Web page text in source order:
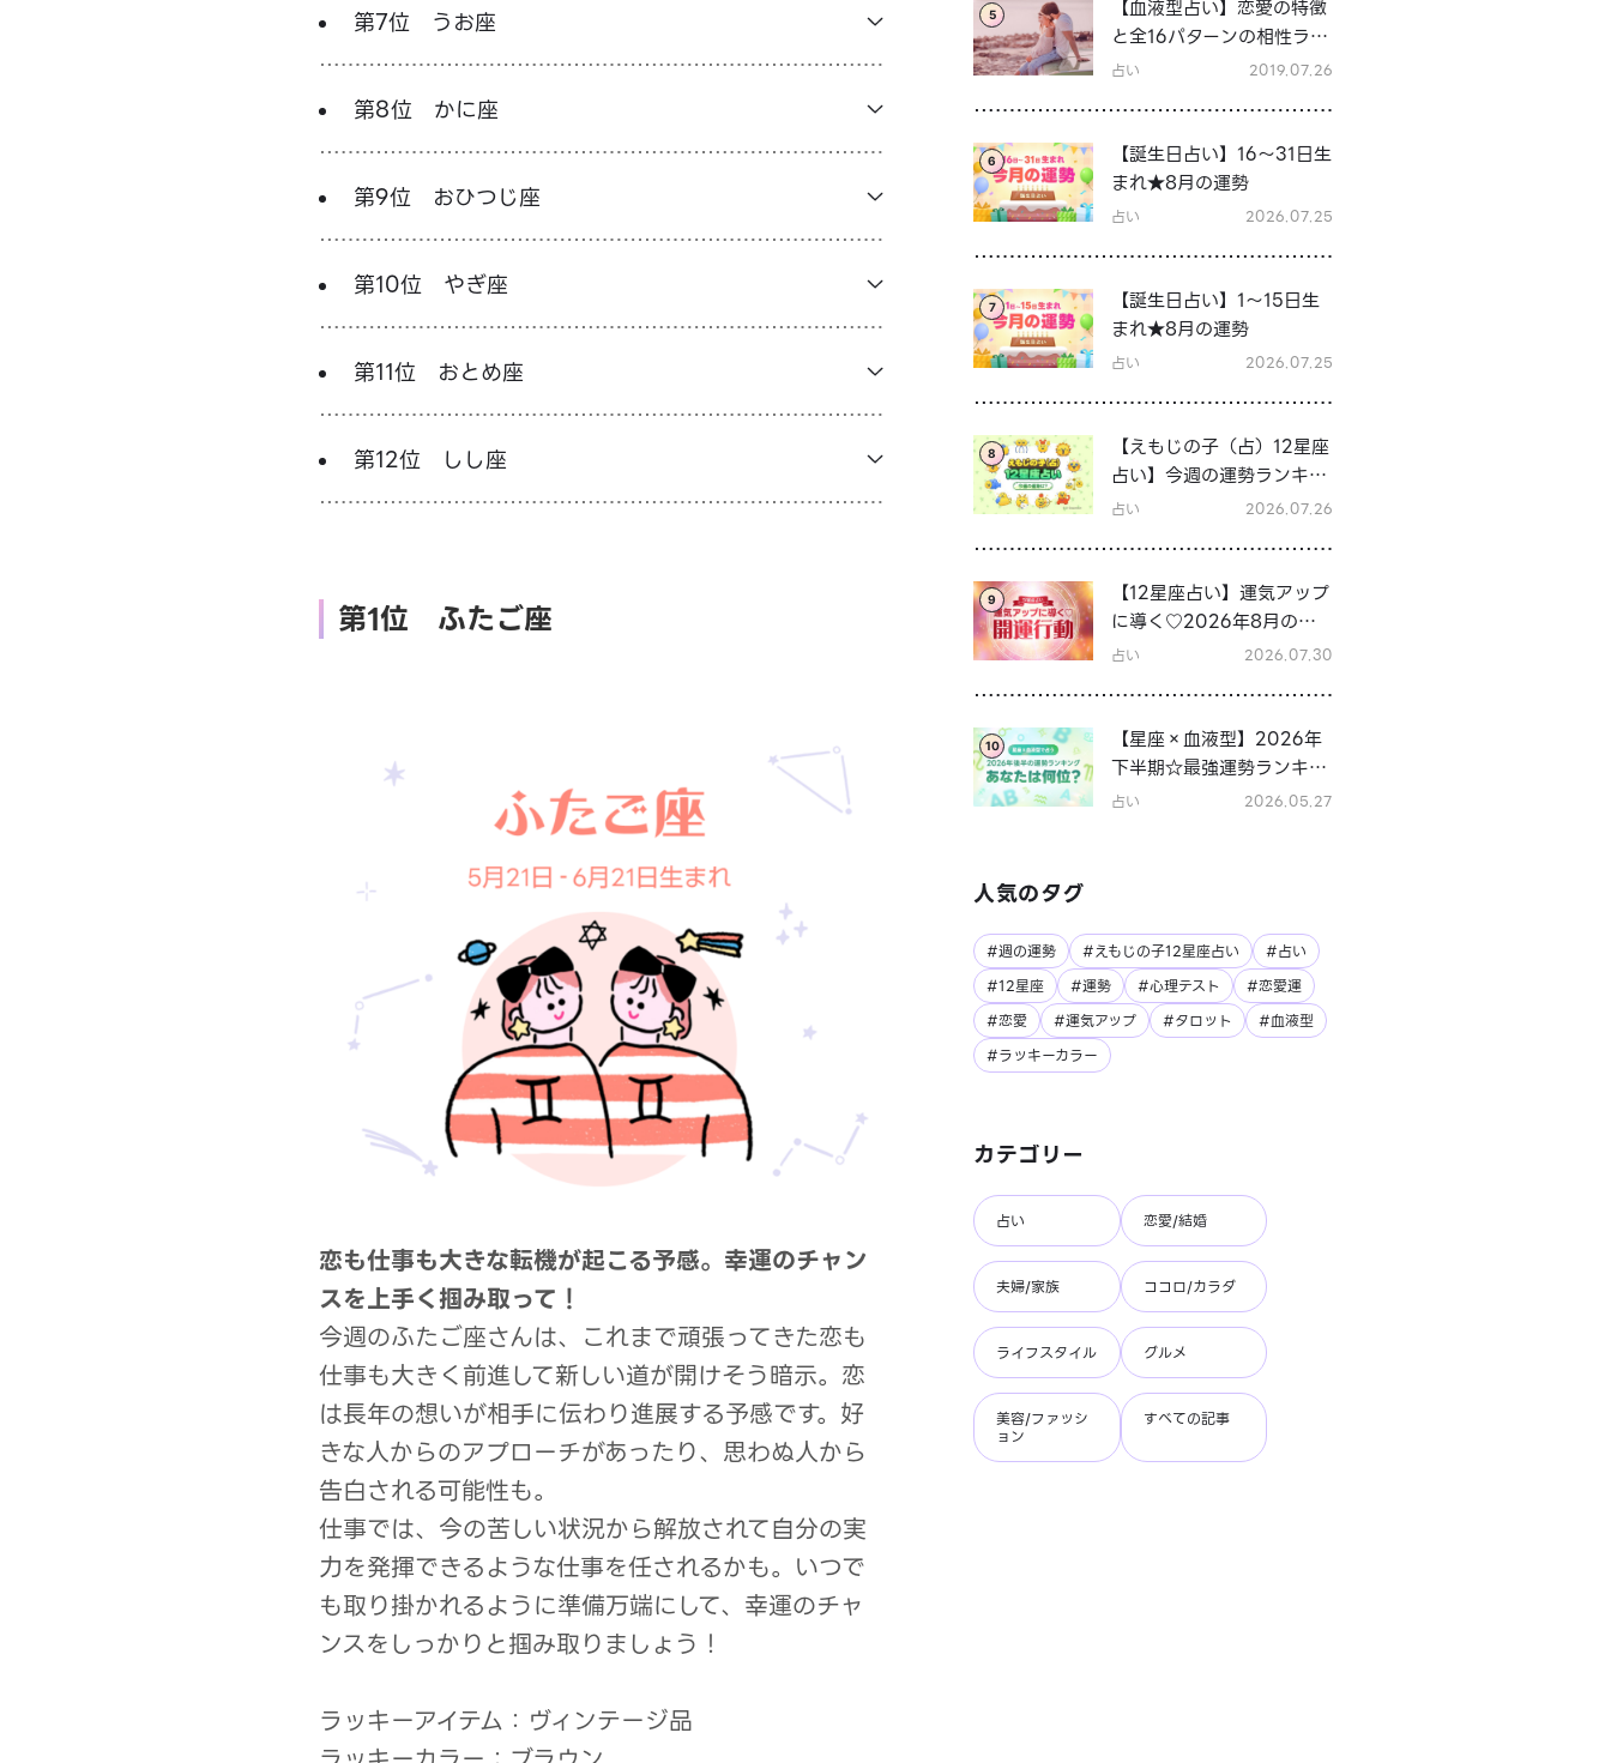
5
【血液型占い】恋愛の特徴
と全16パターンの相性ラン
キング＆シーン別の恋テク
占い 2019.07.26
6
【誕生日占い】16～31日生
まれ★8月の運勢
占い 2026.07.25
7
【誕生日占い】1～15日生
まれ★8月の運勢
占い 2026.07.25
8
【えもじの子（占）12星座
占い】今週の運勢ランキン
グ！7月27日～8月2日の運
占い 2026.07.26
9
【12星座占い】運気アップ
に導く♡2026年8月の開
運行動
占い 2026.07.30
10
【星座×血液型】2026年
下半期☆最強運勢ランキン
グ
占い 2026.05.27
人気のタグ
#週の運勢 #えもじの子12星座占い
#占い
#12星座
#運勢 #心理テスト
#恋愛運
#恋愛
#運気アップ #タロット
#血液型
#ラッキーカラー
カテゴリー
占い 恋愛/結婚
夫婦/家族 ココロ/カラダ
ライフスタイル グルメ
美容/ファッシ
ョン
すべての記事
第7位 うお座
第8位 かに座
第9位 おひつじ座
第10位 やぎ座
第11位 おとめ座
第12位 しし座
第1位 ふたご座
恋も仕事も大きな転機が起こる予感。幸運のチャン
スを上手く掴み取って！
今週のふたご座さんは、これまで頑張ってきた恋も
仕事も大きく前進して新しい道が開けそう暗示。恋
は長年の想いが相手に伝わり進展する予感です。好
きな人からのアプローチがあったり、思わぬ人から
告白される可能性も。
仕事では、今の苦しい状況から解放されて自分の実
力を発揮できるような仕事を任されるかも。いつで
も取り掛かれるように準備万端にして、幸運のチャ
ンスをしっかりと掴み取りましょう！
ラッキーアイテム：ヴィンテージ品